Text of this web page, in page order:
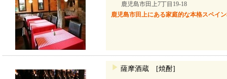
鹿児島市田上7丁目19-18
鹿児島市田上にある家庭的な本格スペイ
薩摩酒蔵 [焼酎]